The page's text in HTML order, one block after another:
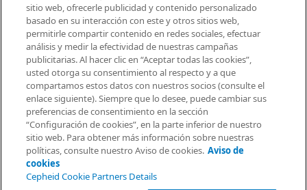
© 2026 Cepheid. Cepheid®, el logotipo de Cepheid,
GeneXpert®, Xpert® e I-CORE® son marcas comerciales de
Cepheid, registradas en los EE. UU. y otros países.
sitio web, ofrecerle publicidad y contenido personalizado
basado en su interacción con este y otros sitios web,
permitirle compartir contenido en redes sociales, efectuar
análisis y medir la efectividad de nuestras campañas
publicitarias. Al hacer clic en “Aceptar todas las cookies”,
usted otorga su consentimiento al respecto y a que
compartamos estos datos con nuestros socios (consulte el
enlace siguiente). Siempre que lo desee, puede cambiar sus
preferencias de consentimiento en la sección
“Configuración de cookies”, en la parte inferior de nuestro
sitio web. Para obtener más información sobre nuestras
políticas, consulte nuestro Aviso de cookies. Aviso de
cookies
Cepheid Cookie Partners Details